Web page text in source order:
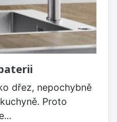
dřez, nepochybně
Proto